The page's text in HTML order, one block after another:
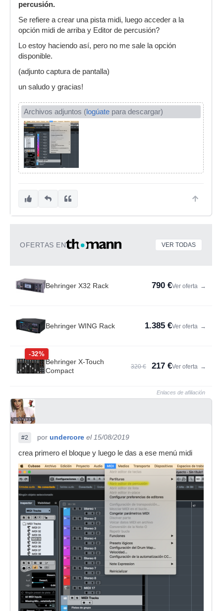
percusión.
Se refiere a crear una pista midi, luego acceder a la
opción midi de arriba y Editor de percusión?
Lo estoy haciendo así, pero no me sale la opción
disponible.
(adjunto captura de pantalla)
un saludo y gracias!
Archivos adjuntos (logúate para descargar)
OFERTAS EN VER TODAS
Behringer X32 Rack 790 €Ver oferta →
Behringer WING Rack 1.385 €Ver oferta →
-32%
Behringer X-Touch
Compact
320 € 217 €Ver oferta →
Enlaces de afiliación
#2 por undercore el 15/08/2019
crea primero el bloque y luego le das a ese menú midi